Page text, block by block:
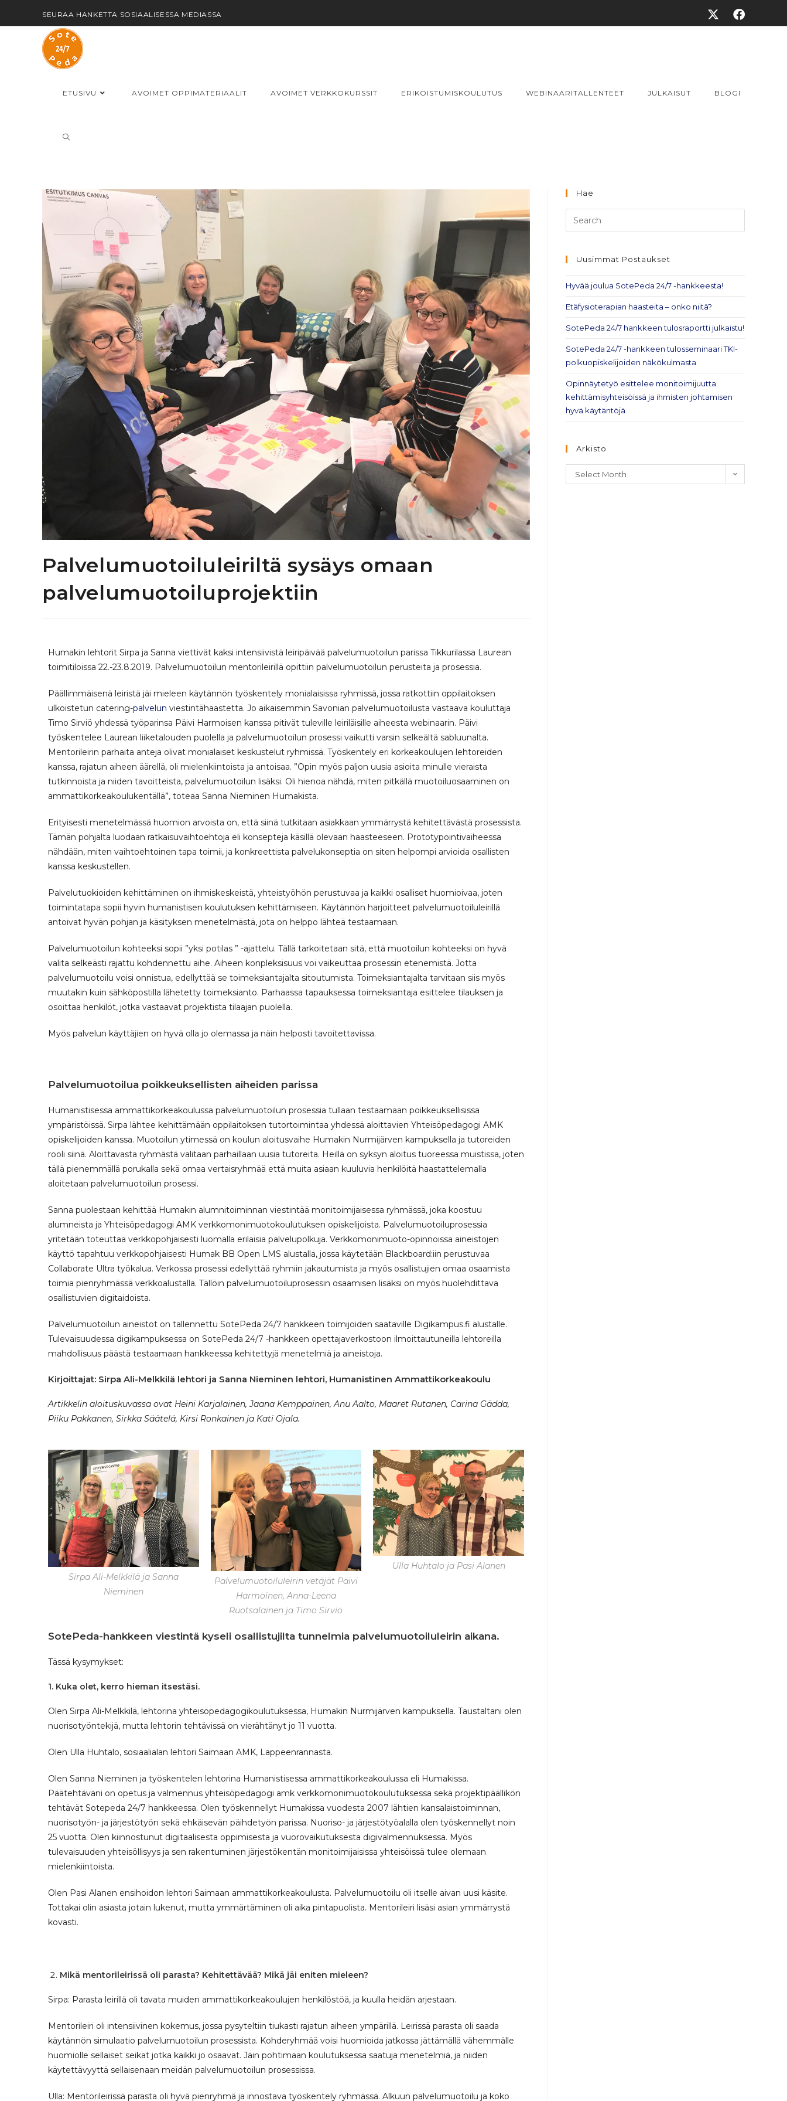
SEURAA HANKETTA SOSIAALISESSA MEDIASSA
ETUSIVU AVOIMET OPPIMATERIAALIT AVOIMET VERKKOKURSSIT ERIKOISTUMISKOULUTUS WEBINAARITALLENTEET JULKAISUT BLOGI
Palvelumuotoiluleiriltä sysäys omaan
palvelumuotoiluprojektiin
Humakin lehtorit Sirpa ja Sanna viettivät kaksi intensiivistä leiripäivää palvelumuotoilun parissa Tikkurilassa Laurean
toimitiloissa 22.-23.8.2019. Palvelumuotoilun mentorileirillä opittiin palvelumuotoilun perusteita ja prosessia.
Päällimmäisenä leiristä jäi mieleen käytännön työskentely monialaisissa ryhmissä, jossa ratkottiin oppilaitoksen
ulkoistetun catering-palvelun viestintähaastetta. Jo aikaisemmin Savonian palvelumuotoilusta vastaava kouluttaja
Timo Sirviö yhdessä työparinsa Päivi Harmoisen kanssa pitivät tuleville leiriläisille aiheesta webinaarin. Päivi
työskentelee Laurean liiketalouden puolella ja palvelumuotoilun prosessi vaikutti varsin selkeältä sabluunalta.
Mentorileirin parhaita anteja olivat monialaiset keskustelut ryhmissä. Työskentely eri korkeakoulujen lehtoreiden
kanssa, rajatun aiheen äärellä, oli mielenkiintoista ja antoisaa. ”Opin myös paljon uusia asioita minulle vieraista
tutkinnoista ja niiden tavoitteista, palvelumuotoilun lisäksi. Oli hienoa nähdä, miten pitkällä muotoiluosaaminen on
ammattikorkeakoulukentällä”, toteaa Sanna Nieminen Humakista.
Erityisesti menetelmässä huomion arvoista on, että siinä tutkitaan asiakkaan ymmärrystä kehitettävästä prosessista.
Tämän pohjalta luodaan ratkaisuvaihtoehtoja eli konsepteja käsillä olevaan haasteeseen. Prototypointivaiheessa
nähdään, miten vaihtoehtoinen tapa toimii, ja konkreettista palvelukonseptia on siten helpompi arvioida osallisten
kanssa keskustellen.
Palvelutuokioiden kehittäminen on ihmiskeskeistä, yhteistyöhön perustuvaa ja kaikki osalliset huomioivaa, joten
toimintatapa sopii hyvin humanistisen koulutuksen kehittämiseen. Käytännön harjoitteet palvelumuotoiluleirillä
antoivat hyvän pohjan ja käsityksen menetelmästä, jota on helppo lähteä testaamaan.
Palvelumuotoilun kohteeksi sopii ”yksi potilas ” -ajattelu. Tällä tarkoitetaan sitä, että muotoilun kohteeksi on hyvä
valita selkeästi rajattu kohdennettu aihe. Aiheen konpleksisuus voi vaikeuttaa prosessin etenemistä. Jotta
palvelumuotoilu voisi onnistua, edellyttää se toimeksiantajalta sitoutumista. Toimeksiantajalta tarvitaan siis myös
muutakin kuin sähköpostilla lähetetty toimeksianto. Parhaassa tapauksessa toimeksiantaja esittelee tilauksen ja
osoittaa henkilöt, jotka vastaavat projektista tilaajan puolella.
Myös palvelun käyttäjien on hyvä olla jo olemassa ja näin helposti tavoitettavissa.
Palvelumuotoilua poikkeuksellisten aiheiden parissa
Humanistisessa ammattikorkeakoulussa palvelumuotoilun prosessia tullaan testaamaan poikkeuksellisissa
ympäristöissä. Sirpa lähtee kehittämään oppilaitoksen tutortoimintaa yhdessä aloittavien Yhteisöpedagogi AMK
opiskelijoiden kanssa. Muotoilun ytimessä on koulun aloitusvaihe Humakin Nurmijärven kampuksella ja tutoreiden
rooli siinä. Aloittavasta ryhmästä valitaan parhaillaan uusia tutoreita. Heillä on syksyn aloitus tuoreessa muistissa, joten
tällä pienemmällä porukalla sekä omaa vertaisryhmää että muita asiaan kuuluvia henkilöitä haastattelemalla
aloitetaan palvelumuotoilun prosessi.
Sanna puolestaan kehittää Humakin alumnitoiminnan viestintää monitoimijaisessa ryhmässä, joka koostuu
alumneista ja Yhteisöpedagogi AMK verkkomonimuotokoulutuksen opiskelijoista. Palvelumuotoiluprosessia
yritetään toteuttaa verkkopohjaisesti luomalla erilaisia palvelupolkuja. Verkkomonimuoto-opinnoissa aineistojen
käyttö tapahtuu verkkopohjaisesti Humak BB Open LMS alustalla, jossa käytetään Blackboard:iin perustuvaa
Collaborate Ultra työkalua. Verkossa prosessi edellyttää ryhmiin jakautumista ja myös osallistujien omaa osaamista
toimia pienryhmässä verkkoalustalla. Tällöin palvelumuotoiluprosessin osaamisen lisäksi on myös huolehdittava
osallistuvien digitaidoista.
Palvelumuotoilun aineistot on tallennettu SotePeda 24/7 hankkeen toimijoiden saataville Digikampus.fi alustalle.
Tulevaisuudessa digikampuksessa on SotePeda 24/7 -hankkeen opettajaverkostoon ilmoittautuneilla lehtoreilla
mahdollisuus päästä testaamaan hankkeessa kehitettyjä menetelmiä ja aineistoja.
Kirjoittajat: Sirpa Ali-Melkkilä lehtori ja Sanna Nieminen lehtori, Humanistinen Ammattikorkeakoulu
Artikkelin aloituskuvassa ovat Heini Karjalainen, Jaana Kemppainen, Anu Aalto, Maaret Rutanen, Carina Gädda,
Piiku Pakkanen, Sirkka Säätelä, Kirsi Ronkainen ja Kati Ojala.
Sirpa Ali-Melkkilä ja Sanna
Nieminen
Palvelumuotoiluleirin vetäjät Päivi
Harmoinen, Anna-Leena
Ruotsalainen ja Timo Sirviö
Ulla Huhtalo ja Pasi Alanen
SotePeda-hankkeen viestintä kyseli osallistujilta tunnelmia palvelumuotoiluleirin aikana.
Tässä kysymykset:
1. Kuka olet, kerro hieman itsestäsi.
Olen Sirpa Ali-Melkkilä, lehtorina yhteisöpedagogikoulutuksessa, Humakin Nurmijärven kampuksella. Taustaltani olen
nuorisotyöntekijä, mutta lehtorin tehtävissä on vierähtänyt jo 11 vuotta.
Olen Ulla Huhtalo, sosiaalialan lehtori Saimaan AMK, Lappeenrannasta.
Olen Sanna Nieminen ja työskentelen lehtorina Humanistisessa ammattikorkeakoulussa eli Humakissa.
Päätehtäväni on opetus ja valmennus yhteisöpedagogi amk verkkomonimuotokoulutuksessa sekä projektipäällikön
tehtävät Sotepeda 24/7 hankkeessa. Olen työskennellyt Humakissa vuodesta 2007 lähtien kansalaistoiminnan,
nuorisotyön- ja järjestötyön sekä ehkäisevän päihdetyön parissa. Nuoriso- ja järjestötyöalalla olen työskennellyt noin
25 vuotta. Olen kiinnostunut digitaalisesta oppimisesta ja vuorovaikutuksesta digivalmennuksessa. Myös
tulevaisuuden yhteisöllisyys ja sen rakentuminen järjestökentän monitoimijaisissa yhteisöissä tulee olemaan
mielenkiintoista.
Olen Pasi Alanen ensihoidon lehtori Saimaan ammattikorkeakoulusta. Palvelumuotoilu oli itselle aivan uusi käsite.
Tottakai olin asiasta jotain lukenut, mutta ymmärtäminen oli aika pintapuolista. Mentorileiri lisäsi asian ymmärrystä
kovasti.
Mikä mentorileirissä oli parasta? Kehitettävää? Mikä jäi eniten mieleen?
Sirpa: Parasta leirillä oli tavata muiden ammattikorkeakoulujen henkilöstöä, ja kuulla heidän arjestaan.
Mentorileiri oli intensiivinen kokemus, jossa pysyteltiin tiukasti rajatun aiheen ympärillä. Leirissä parasta oli saada
käytännön simulaatio palvelumuotoilun prosessista. Kohderyhmää voisi huomioida jatkossa jättämällä vähemmälle
huomiolle sellaiset seikat jotka kaikki jo osaavat. Jäin pohtimaan koulutuksessa saatuja menetelmiä, ja niiden
käytettävyyttä sellaisenaan meidän palvelumuotoilun prosessissa.
Ulla: Mentorileirissä parasta oli hyvä pienryhmä ja innostava työskentely ryhmässä. Alkuun palvelumuotoilu ja koko
Hae
Uusimmat Postaukset
Hyvää joulua SotePeda 24/7 -hankkeesta!
Etäfysioterapian haasteita – onko niitä?
SotePeda 24/7 hankkeen tulosraportti julkaistu!
SotePeda 24/7 -hankkeen tulosseminaari TKI-
polkuopiskelijoiden näkökulmasta
Opinnäytetyö esittelee monitoimijuutta
kehittämisyhteisöissä ja ihmisten johtamisen
hyvä käytäntöjä
Arkisto
Select Month